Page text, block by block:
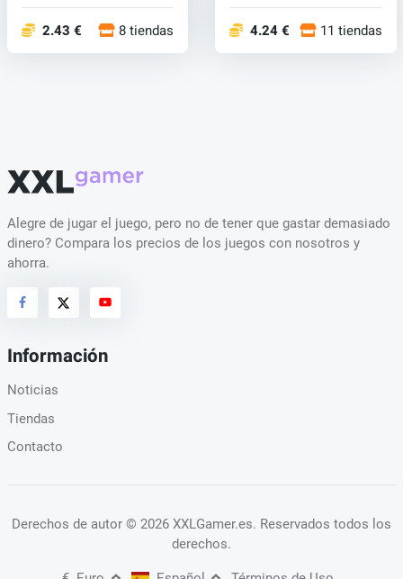
2.43 € 8 tiendas 4.24 € 11 tiendas
Alegre de jugar el juego, pero no de tener que gastar demasiado
dinero? Compara los precios de los juegos con nosotros y
ahorra.
Información
Noticias
Tiendas
Contacto
Derechos de autor © 2026 XXLGamer.es. Reservados todos los
derechos.